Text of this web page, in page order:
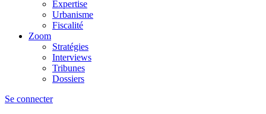
Expertise
Urbanisme
Fiscalité
Zoom
Stratégies
Interviews
Tribunes
Dossiers
Se connecter